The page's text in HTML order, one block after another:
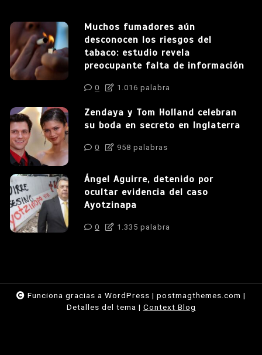
Muchos fumadores aún
desconocen los riesgos del
tabaco: estudio revela
preocupante falta de información
0 1.016 palabra
Zendaya y Tom Holland celebran
su boda en secreto en Inglaterra
0 958 palabras
Ángel Aguirre, detenido por
ocultar evidencia del caso
Ayotzinapa
0 1.335 palabra
Funciona gracias a WordPress | postmagthemes.com |
Detalles del tema | Context Blog